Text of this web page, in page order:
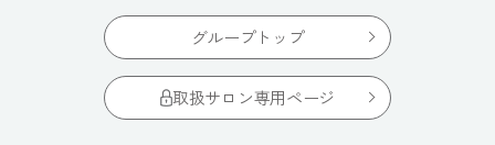
グループトップ
取扱サロン専用ページ